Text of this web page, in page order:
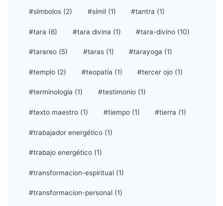
#símbolos (2) #símil (1) #tantra (1)
#tara (6) #tara divina (1) #tara-divino (10)
#tarareo (5) #taras (1) #tarayoga (1)
#templo (2) #teopatía (1) #tercer ojo (1)
#terminología (1) #testimonio (1)
#texto maestro (1) #tiempo (1) #tierra (1)
#trabajador energético (1)
#trabajo energético (1)
#transformacion-espiritual (1)
#transformacion-personal (1)